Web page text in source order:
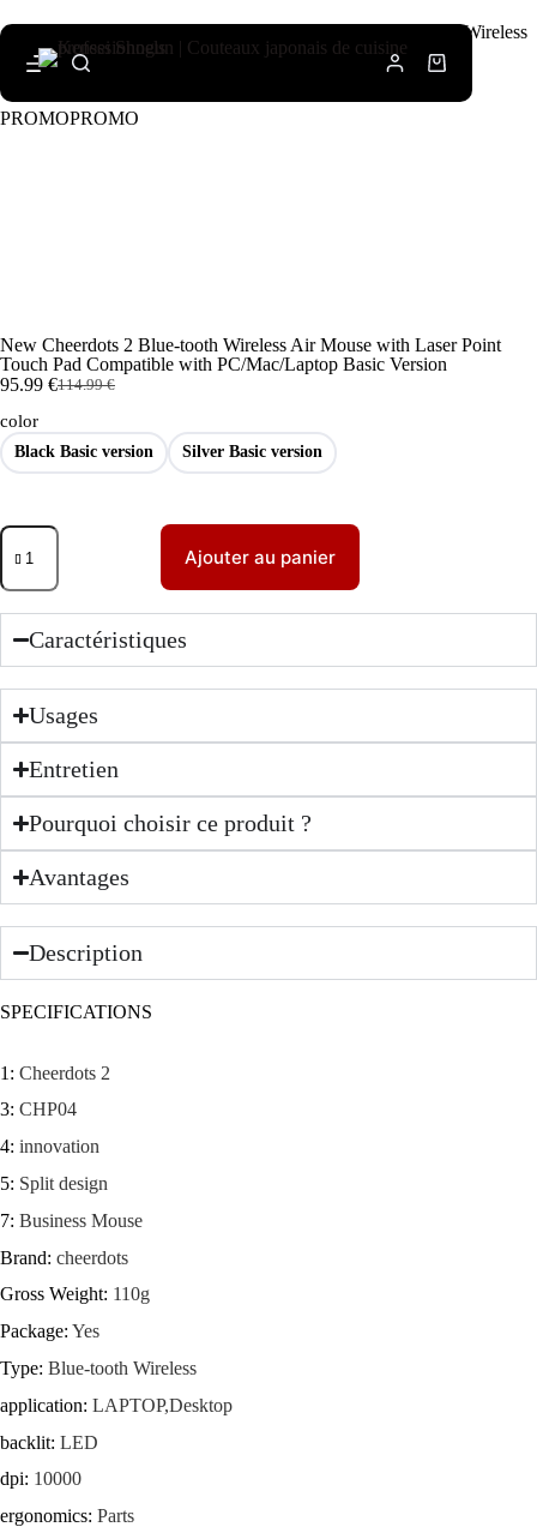
Accueil
/ New Cheerdots 2 Blue-tooth Wireless
Air Mouse with Laser Point Touch Pad Compatible with
PC/Mac/Laptop Basic Version
PROMOPROMO
New Cheerdots 2 Blue-tooth Wireless Air Mouse with Laser Point
Touch Pad Compatible with PC/Mac/Laptop Basic Version
114.99€
95.99 €
color
Black Basic version Silver Basic version
Ajouter au panier
Caractéristiques
Usages
Entretien
Pourquoi choisir ce produit ?
Avantages
Description
SPECIFICATIONS
1 : Cheerdots 2
3: CHP04
4: innovation
5: Split design
7: Business Mouse
Brand: cheerdots
Gross Weight: 110g
Package: Yes
Type: Blue-tooth Wireless
application: LAPTOP,Desktop
backlit: LED
dpi: 10000
ergonomics: Parts